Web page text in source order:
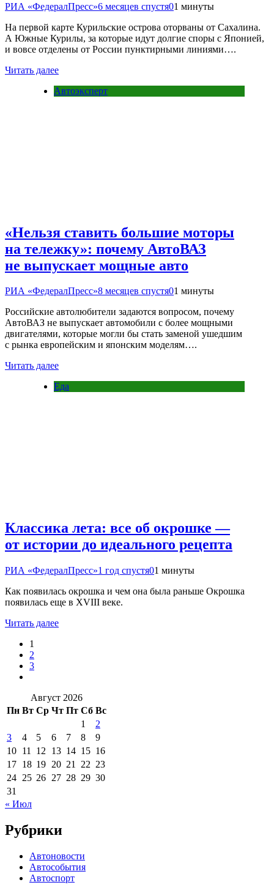
РИА «ФедералПресс»6 месяцев спустя01 минуты
На первой карте Курильские острова оторваны от Сахалина.
А Южные Курилы, за которые идут долгие споры с Японией,
и вовсе отделены от России пунктирными линиями….
Читать далее
Автоэксперт
«Нельзя ставить большие моторы
на тележку»: почему АвтоВАЗ
не выпускает мощные авто
РИА «ФедералПресс»8 месяцев спустя01 минуты
Российские автолюбители задаются вопросом, почему
АвтоВАЗ не выпускает автомобили с более мощными
двигателями, которые могли бы стать заменой ушедшим
с рынка европейским и японским моделям….
Читать далее
Еда
Классика лета: все об окрошке —
от истории до идеального рецепта
РИА «ФедералПресс»1 год спустя01 минуты
Как появилась окрошка и чем она была раньше Окрошка
появилась еще в XVIII веке.
Читать далее
1
2
3
Август 2026
Пн Вт Ср Чт Пт Сб Вс
1
2
3
4 5 6 7 8
9
10 11 12 13 14 15 16
17 18 19 20 21 22 23
24 25 26 27 28 29 30
31
« Июл
Рубрики
Автоновости
Автособытия
Автоспорт